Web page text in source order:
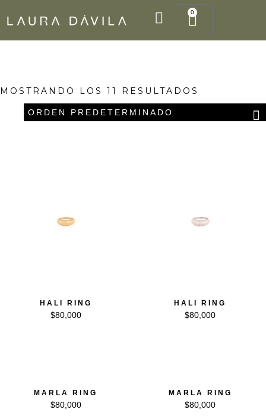
0
Cart
MOSTRANDO LOS 11 RESULTADOS
HALI RING
$80,000
HALI RING
$80,000
MARLA RING
$80,000
MARLA RING
$80,000